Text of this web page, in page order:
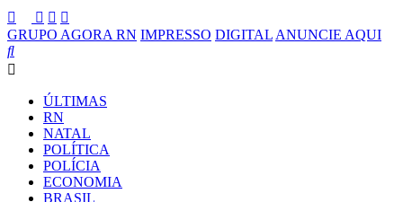
GRUPO AGORA RN IMPRESSO DIGITAL ANUNCIE AQUI
ÚLTIMAS
RN
NATAL
POLÍTICA
POLÍCIA
ECONOMIA
BRASIL